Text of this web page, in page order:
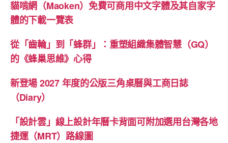
貓啃網（Maoken）免費可商用中文字體及其自家字
體的下載一覽表
從「齒輪」到「蜂群」：重塑組織集體智慧（GQ）
的《蜂巢思維》心得
新登場 2027 年度的公版三角桌曆與工商日誌
（Diary）
「設計雲」線上設計年曆卡背面可附加選用台灣各地
捷運（MRT）路線圖